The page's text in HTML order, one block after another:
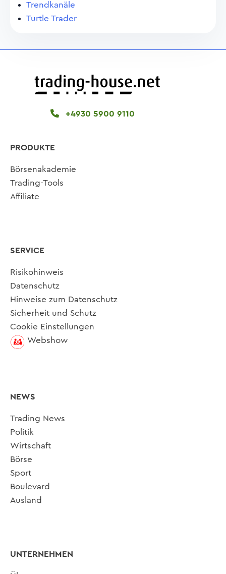
Trendkanäle
Turtle Trader
+4930 5900 9110
PRODUKTE
Börsenakademie
Trading-Tools
Affiliate
SERVICE
Risikohinweis
Datenschutz
Hinweise zum Datenschutz
Sicherheit und Schutz
Cookie Einstellungen
Webshow
NEWS
Trading News
Politik
Wirtschaft
Börse
Sport
Boulevard
Ausland
UNTERNEHMEN